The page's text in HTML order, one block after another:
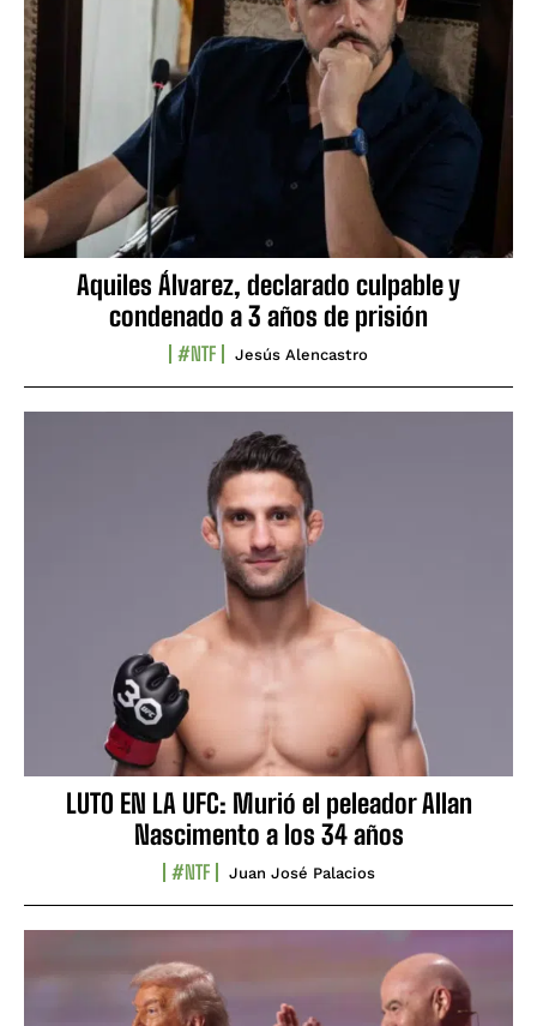
Aquiles Álvarez, declarado culpable y
condenado a 3 años de prisión
#NTF Jesús Alencastro
LUTO EN LA UFC: Murió el peleador Allan
Nascimento a los 34 años
#NTF Juan José Palacios